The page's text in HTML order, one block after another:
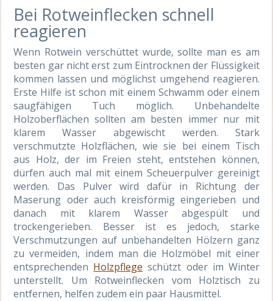
Bei Rotweinflecken schnell
reagieren
Wenn Rotwein verschüttet wurde, sollte man es am
besten gar nicht erst zum Eintrocknen der Flüssigkeit
kommen lassen und möglichst umgehend reagieren.
Erste Hilfe ist schon mit einem Schwamm oder einem
saugfähigen Tuch möglich. Unbehandelte
Holzoberflächen sollten am besten immer nur mit
klarem Wasser abgewischt werden. Stark
verschmutzte Holzflächen, wie sie bei einem Tisch
aus Holz, der im Freien steht, entstehen können,
dürfen auch mal mit einem Scheuerpulver gereinigt
werden. Das Pulver wird dafür in Richtung der
Maserung oder auch kreisförmig eingerieben und
danach mit klarem Wasser abgespült und
trockengerieben. Besser ist es jedoch, starke
Verschmutzungen auf unbehandelten Hölzern ganz
zu vermeiden, indem man die Holzmöbel mit einer
entsprechenden Holzpflege schützt oder im Winter
unterstellt. Um Rotweinflecken vom Holztisch zu
entfernen, helfen zudem ein paar Hausmittel.